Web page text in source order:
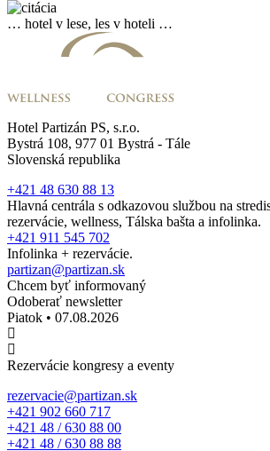
… hotel v lese, les v hoteli …
Hotel Partizán PS, s.r.o.
Bystrá 108, 977 01 Bystrá - Tále
Slovenská republika
+421 48 630 88 13
Hlavná centrála s odkazovou službou na
rezervácie, wellness, Tálska bašta a infolinka.
+421 911 545 702
Infolinka + rezervácie.
partizan@partizan.sk
Chcem byť informovaný
Odoberať newsletter
Piatok • 07.08.2026
Rezervácie kongresy a eventy
rezervacie@partizan.sk
+421 902 660 717
+421 48 / 630 88 00
+421 48 / 630 88 88